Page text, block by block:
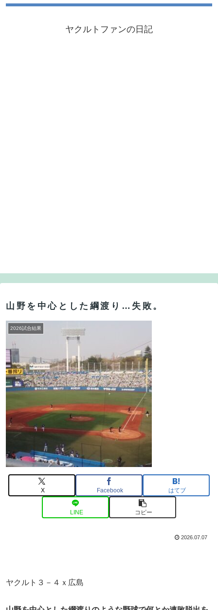
ヤクルトファンの日記
山野を中心とした綱渡り…失敗。
2026試合結果
X Facebook はてブ
LINE コピー
2026.07.07
ヤクルト３－４ｘ広島